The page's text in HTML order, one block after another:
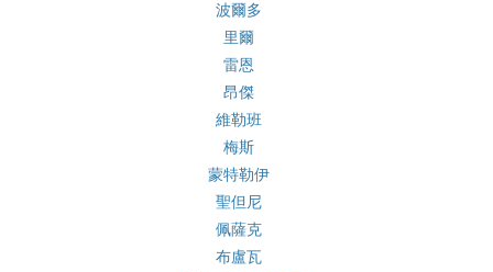
波爾多
里爾
雷恩
昂傑
維勒班
梅斯
蒙特勒伊
聖但尼
佩薩克
布盧瓦